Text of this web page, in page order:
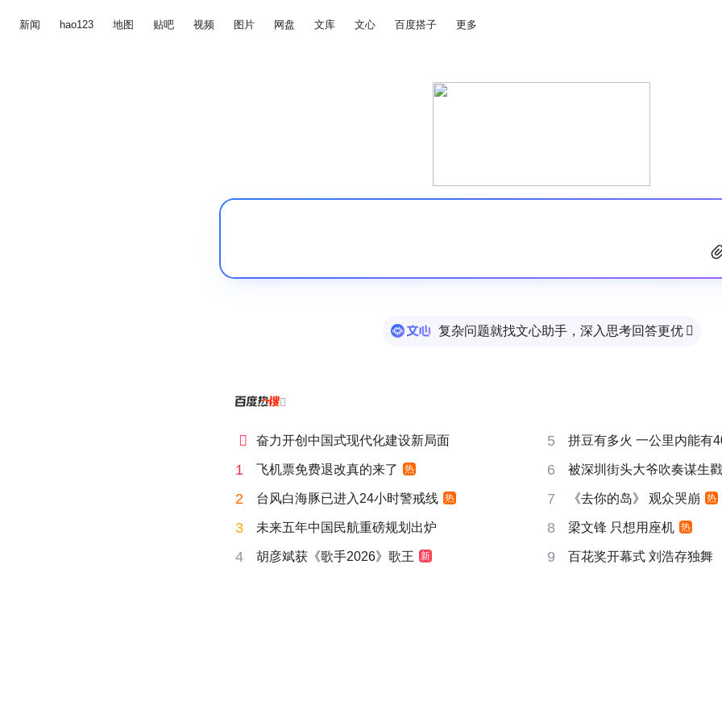
新闻 hao123 地图 贴吧 视频 图片 网盘 文库 文心 百度搭子 更多
复杂问题就找文心助手，深入思考回答更优 

 奋力开创中国式现代化建设新局面 5 拼豆有多火 一公里内能有
1 飞机票免费退改真的来了 热 6 被深圳街头大爷吹奏谋生
2 台风白海豚已进入24小时警戒线 热 7 《去你的岛》 观众哭崩 热
3 未来五年中国民航重磅规划出炉 8 梁文锋 只想用座机 热
4 胡彦斌获《歌手2026》歌王 新 9 百花奖开幕式 刘浩存独舞